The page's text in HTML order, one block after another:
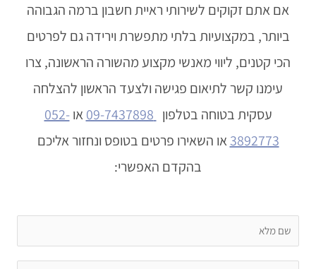
אם אתם זקוקים לשירותי ראיית חשבון ברמה הגבוהה
ביותר, במקצועיות בלתי מתפשרת וירידה גם לפרטים
הכי קטנים, ליווי מאנשי מקצוע מהשורה הראשונה, צרו
עימנו קשר לתיאום פגישה ולצעד הראשון להצלחה
עסקית בטוחה בטלפון
או052-
3892773או השאירו פרטים בטופס ונחזור אליכם
בהקדם האפשרי: